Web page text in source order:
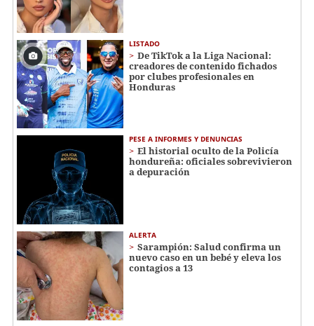
LISTADO
De TikTok a la Liga Nacional:
creadores de contenido fichados
por clubes profesionales en
Honduras
PESE A INFORMES Y DENUNCIAS
El historial oculto de la Policía
hondureña: oficiales sobrevivieron
a depuración
ALERTA
Sarampión: Salud confirma un
nuevo caso en un bebé y eleva los
contagios a 13